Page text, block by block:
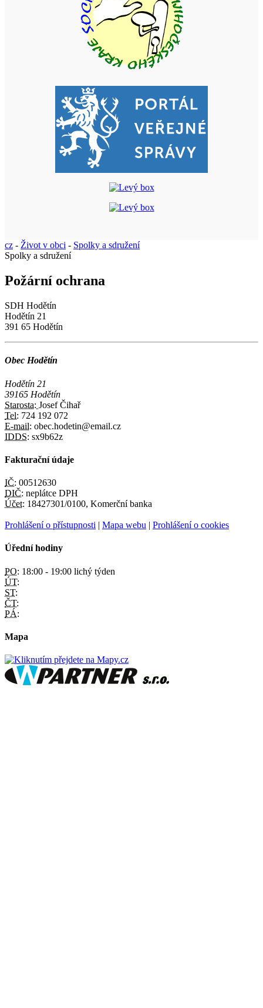
cz - Život v obci - Spolky a sdružení
Spolky a sdružení
Požární ochrana
SDH Hodětín
Hodětín 21
391 65 Hodětín
Obec Hodětín
Hodětín 21
39165 Hodětín
Starosta: Josef Čihař
Tel: 724 192 072
E-mail: obec.hodetin@email.cz
IDDS: sx9b62z
Fakturační údaje
IČ: 00512630
DIČ: neplátce DPH
Účet: 18427301/0100, Komerční banka
Prohlášení o přístupnosti | Mapa webu | Prohlášení o cookies
Úřední hodiny
PO: 18:00 - 19:00 lichý týden
ÚT:
ST:
ČT:
PÁ:
Mapa